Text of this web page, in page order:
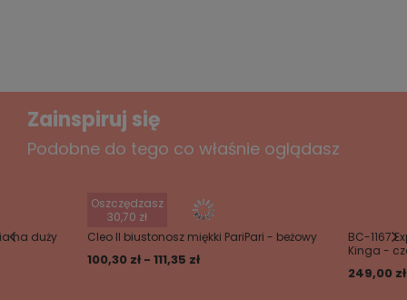
koronki
Miseczki od wewnętrznej strony do połowy podszyte
bawełną
Twoje imię
Twój email
Wyślij opinię
Zainspiruj się
Podobne do tego co właśnie oglądasz
na duży
Oszczędzasz
30,70 zł
Cleo II biustonosz miękki PariPari - beżowy
100,30 zł - 111,35 zł
BC-1167
Kinga -
249,00 zł